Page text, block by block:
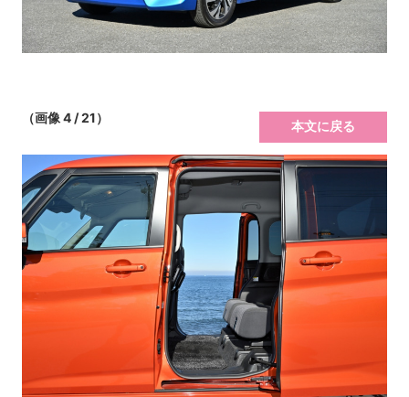
（画像 4 / 21）
本文に戻る